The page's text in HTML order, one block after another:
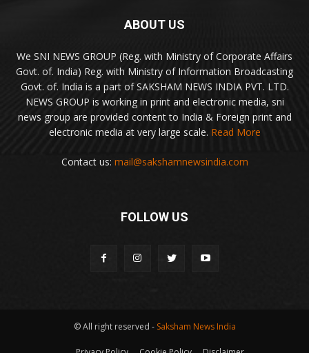
ABOUT US
We SNI NEWS GROUP (Reg. with Ministry of Corporate Affairs
Govt. of. India) Reg. with Ministry of Information Broadcasting
Govt. of. India is a part of SAKSHAM NEWS INDIA PVT. LTD.
NEWS GROUP is working in print and electronic media, sni
news group are provided content to India & Foreign print and
electronic media at very large scale. Read More
Contact us: mail@sakshamnewsindia.com
FOLLOW US
© All right reserved - Saksham News India